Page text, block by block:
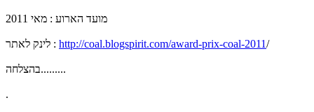
מועד הארוע : מאי 2011
לינק לאתר : http://coal.blogspirit.com/award-prix-coal-2011/
בהצלחה.........
.